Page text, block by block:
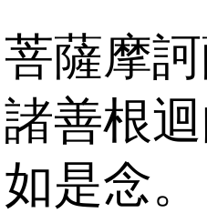
菩薩摩訶
諸善根
如是念。